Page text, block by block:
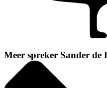
Meer spreker Sander de